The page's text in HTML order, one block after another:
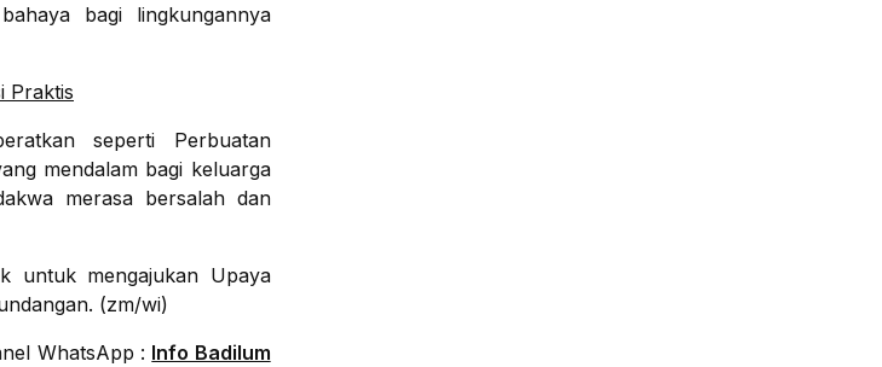
bagi lingkungannya
Praktis
seperti Perbuatan
mendalam bagi keluarga
merasa bersalah dan
untuk mengajukan Upaya
(zm/wi)
WhatsApp : Info Badilum